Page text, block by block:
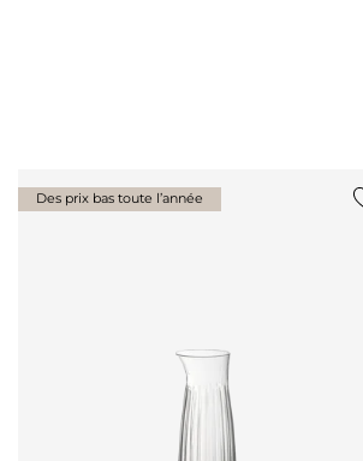
Des prix bas toute l’année